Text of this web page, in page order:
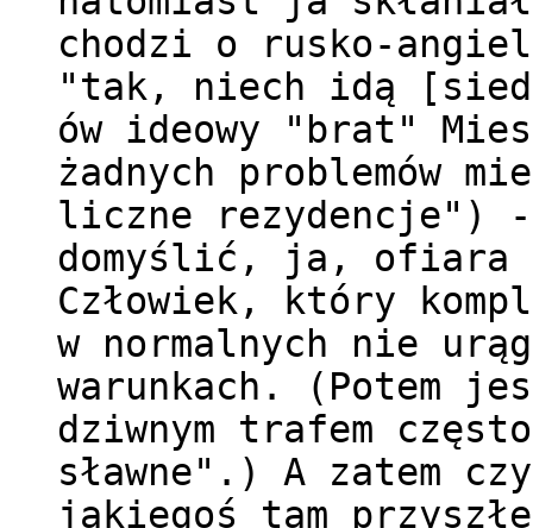
chodzi o rusko-
"tak, niech idą
ów ideowy "brat"
żadnych problemów
liczne rezydencje")
domyślić, ja, ofiara
Człowiek, który
w normalnych nie
warunkach. (Potem
dziwnym trafem
sławne".) A zatem
jakiegoś tam